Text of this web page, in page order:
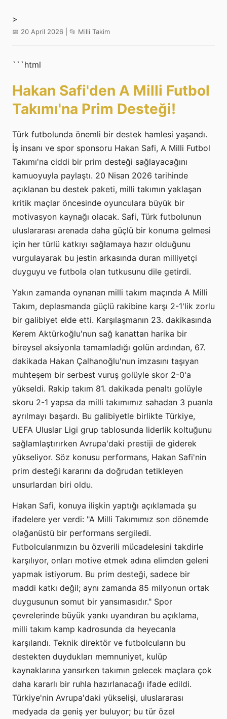
>
📅 20 April 2026 | 📂 Milli Takim
```html
Hakan Safi'den A Milli Futbol
Takımı'na Prim Desteği!
Türk futbolunda önemli bir destek hamlesi yaşandı.
İş insanı ve spor sponsoru Hakan Safi, A Milli Futbol
Takımı'na ciddi bir prim desteği sağlayacağını
kamuoyuyla paylaştı. 20 Nisan 2026 tarihinde
açıklanan bu destek paketi, milli takımın yaklaşan
kritik maçlar öncesinde oyunculara büyük bir
motivasyon kaynağı olacak. Safi, Türk futbolunun
uluslararası arenada daha güçlü bir konuma gelmesi
için her türlü katkıyı sağlamaya hazır olduğunu
vurgulayarak bu jestin arkasında duran milliyetçi
duyguyu ve futbola olan tutkusunu dile getirdi.
Yakın zamanda oynanan milli takım maçında A Milli
Takım, deplasmanda güçlü rakibine karşı 2-1'lik zorlu
bir galibiyet elde etti. Karşılaşmanın 23. dakikasında
Kerem Aktürkoğlu'nun sağ kanattan harika bir
bireysel aksiyonla tamamladığı golün ardından, 67.
dakikada Hakan Çalhanoğlu'nun imzasını taşıyan
muhteşem bir serbest vuruş golüyle skor 2-0'a
yükseldi. Rakip takım 81. dakikada penaltı golüyle
skoru 2-1 yapsa da milli takımımız sahadan 3 puanla
ayrılmayı başardı. Bu galibiyetle birlikte Türkiye,
UEFA Uluslar Ligi grup tablosunda liderlik koltuğunu
sağlamlaştırırken Avrupa'daki prestiji de giderek
yükseliyor. Söz konusu performans, Hakan Safi'nin
prim desteği kararını da doğrudan tetikleyen
unsurlardan biri oldu.
Hakan Safi, konuya ilişkin yaptığı açıklamada şu
ifadelere yer verdi: "A Milli Takımımız son dönemde
olağanüstü bir performans sergiledi.
Futbolcularımızın bu özverili mücadelesini takdirle
karşılıyor, onları motive etmek adına elimden geleni
yapmak istiyorum. Bu prim desteği, sadece bir
maddi katkı değil; aynı zamanda 85 milyonun ortak
duygusunun somut bir yansımasıdır." Spor
çevrelerinde büyük yankı uyandıran bu açıklama,
milli takım kamp kadrosunda da heyecanla
karşılandı. Teknik direktör ve futbolcuların bu
destekten duydukları memnuniyet, kulüp
kaynaklarına yansırken takımın gelecek maçlara çok
daha kararlı bir ruhla hazırlanacağı ifade edildi.
Türkiye'nin Avrupa'daki yükselişi, uluslararası
medyada da geniş yer buluyor; bu tür özel